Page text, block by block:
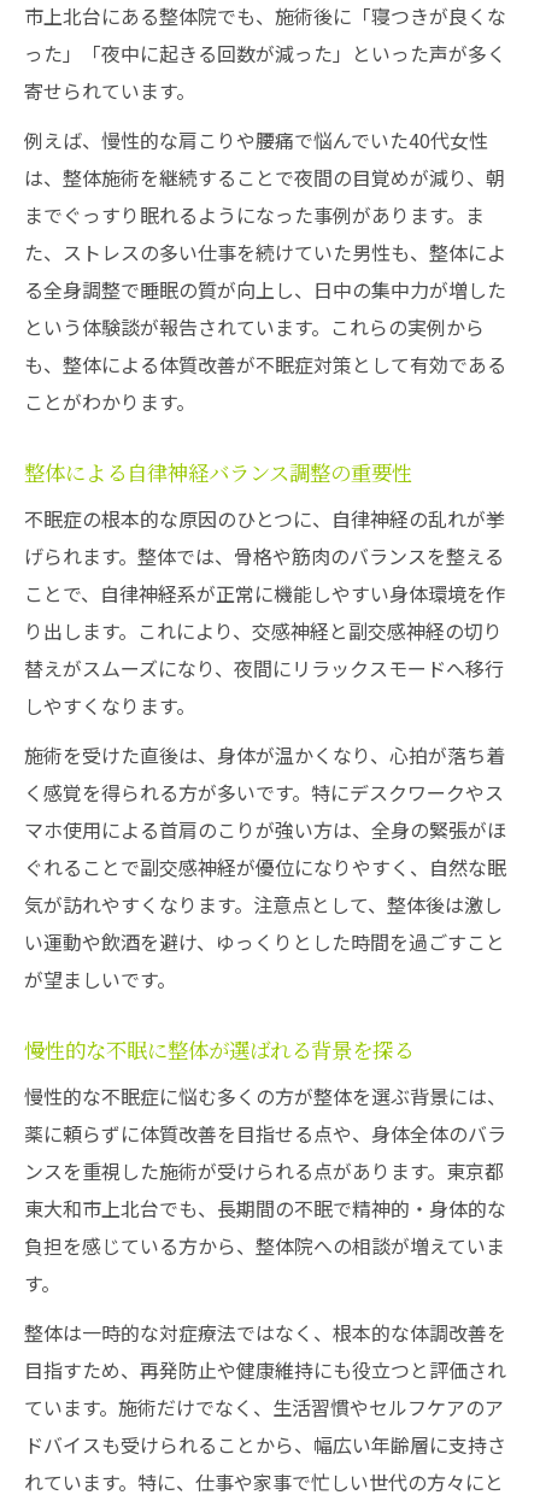
市上北台にある整体院でも、施術後に「寝つきが良くな
った」「夜中に起きる回数が減った」といった声が多く
寄せられています。
例えば、慢性的な肩こりや腰痛で悩んでいた40代女性
は、整体施術を継続することで夜間の目覚めが減り、朝
までぐっすり眠れるようになった事例があります。ま
た、ストレスの多い仕事を続けていた男性も、整体によ
る全身調整で睡眠の質が向上し、日中の集中力が増した
という体験談が報告されています。これらの実例から
も、整体による体質改善が不眠症対策として有効である
ことがわかります。
整体による自律神経バランス調整の重要性
不眠症の根本的な原因のひとつに、自律神経の乱れが挙
げられます。整体では、骨格や筋肉のバランスを整える
ことで、自律神経系が正常に機能しやすい身体環境を作
り出します。これにより、交感神経と副交感神経の切り
替えがスムーズになり、夜間にリラックスモードへ移行
しやすくなります。
施術を受けた直後は、身体が温かくなり、心拍が落ち着
く感覚を得られる方が多いです。特にデスクワークやス
マホ使用による首肩のこりが強い方は、全身の緊張がほ
ぐれることで副交感神経が優位になりやすく、自然な眠
気が訪れやすくなります。注意点として、整体後は激し
い運動や飲酒を避け、ゆっくりとした時間を過ごすこと
が望ましいです。
慢性的な不眠に整体が選ばれる背景を探る
慢性的な不眠症に悩む多くの方が整体を選ぶ背景には、
薬に頼らずに体質改善を目指せる点や、身体全体のバラ
ンスを重視した施術が受けられる点があります。東京都
東大和市上北台でも、長期間の不眠で精神的・身体的な
負担を感じている方から、整体院への相談が増えていま
す。
整体は一時的な対症療法ではなく、根本的な体調改善を
目指すため、再発防止や健康維持にも役立つと評価され
ています。施術だけでなく、生活習慣やセルフケアのア
ドバイスも受けられることから、幅広い年齢層に支持さ
れています。特に、仕事や家事で忙しい世代の方々にと